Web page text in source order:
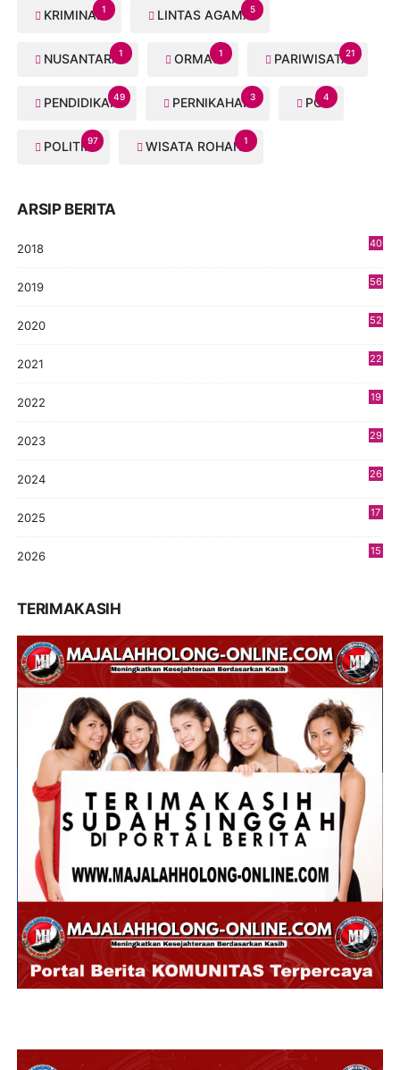
KRIMINAL1 LINTAS AGAMA5
NUSANTARA1 ORMAS1 PARIWISATA21
PENDIDIKAN49 PERNIKAHAN3 PGI4
POLITIK97 WISATA ROHANI1
ARSIP BERITA
2018
40
2019
56
2020
52
2021
22
2022
19
2023
29
2024
26
2025
17
2026
15
TERIMAKASIH